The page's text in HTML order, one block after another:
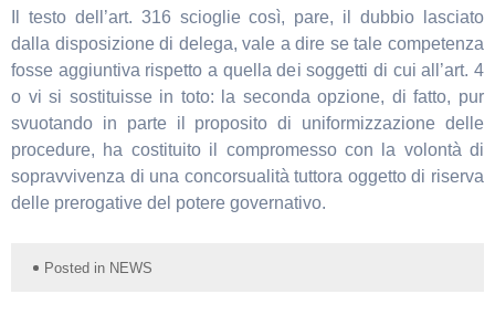
Il testo dell’art. 316 scioglie così, pare, il dubbio lasciato
dalla disposizione di delega, vale a dire se tale competenza
fosse aggiuntiva rispetto a quella dei soggetti di cui all’art. 4
o vi si sostituisse in toto: la seconda opzione, di fatto, pur
svuotando in parte il proposito di uniformizzazione delle
procedure, ha costituito il compromesso con la volontà di
sopravvivenza di una concorsualità tuttora oggetto di riserva
delle prerogative del potere governativo.
Posted in NEWS